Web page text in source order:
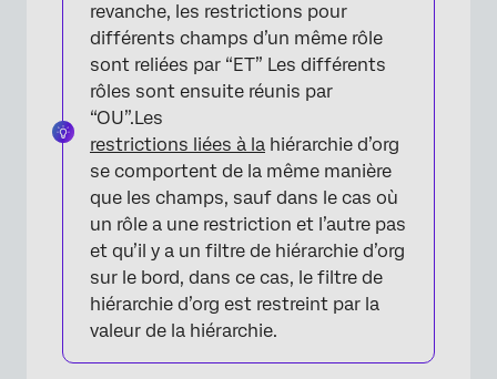
revanche, les restrictions pour
différents champs d’un même rôle
sont reliées par “ET” Les différents
rôles sont ensuite réunis par
“OU”.Les
restrictions liées à la hiérarchie d’org
se comportent de la même manière
que les champs, sauf dans le cas où
un rôle a une restriction et l’autre pas
et qu’il y a un filtre de hiérarchie d’org
sur le bord, dans ce cas, le filtre de
hiérarchie d’org est restreint par la
valeur de la hiérarchie.